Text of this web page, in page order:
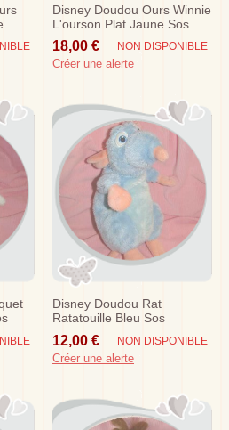
Disney Doudou Ours Winnie
L'ourson Plat Jaune Sos
18,00 € NON DISPONIBLE
Créer une alerte
Disney Doudou Rat
Ratatouille Bleu Sos
12,00 € NON DISPONIBLE
Créer une alerte